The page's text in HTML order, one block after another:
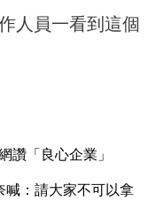
人員一看到這個
讚「良心企業」
：請大家不可以拿